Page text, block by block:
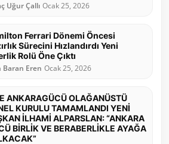
Uğur Çallı Ocak 25, 2026
Ferrari Dönemi Öncesi
Sürecini Hızlandırdı Yeni
Rolü Öne Çıktı
Baran Eren Ocak 25, 2026
ANKARAGÜCÜ OLAĞANÜSTÜ
KURULU TAMAMLANDI YENİ
İLHAMİ ALPARSLAN: “ANKARA
BİRLİK VE BERABERLİKLE AYAĞA